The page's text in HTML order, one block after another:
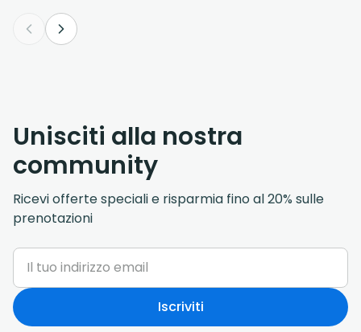
Unisciti alla nostra
community
Ricevi offerte speciali e risparmia fino al 20% sulle
prenotazioni
Iscriviti